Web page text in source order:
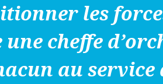
les
une cheffe
au service